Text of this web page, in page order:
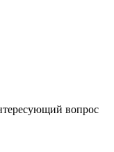
вопрос